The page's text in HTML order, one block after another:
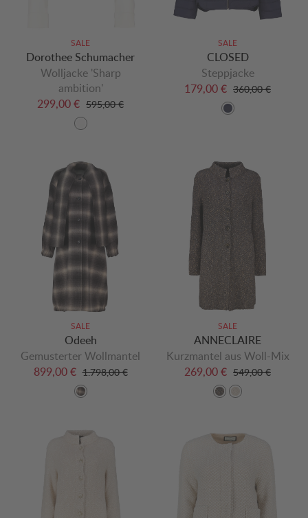
SALE
Dorothee Schumacher
Wolljacke 'Sharp
ambition'
299,00 € 595,00 €
SALE
CLOSED
Steppjacke
179,00 € 360,00 €
SALE
Odeeh
Gemusterter Wollmantel
899,00 € 1.798,00 €
SALE
ANNECLAIRE
Kurzmantel aus Woll-Mix
269,00 € 549,00 €